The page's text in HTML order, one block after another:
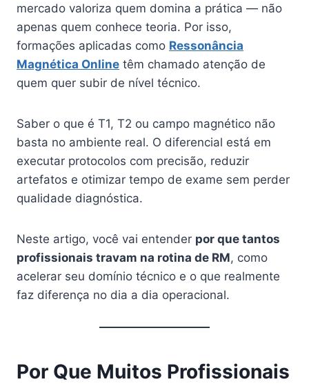
mercado valoriza quem domina a prática — não
apenas quem conhece teoria. Por isso,
formações aplicadas como Ressonância
Magnética Online têm chamado atenção de
quem quer subir de nível técnico.
Saber o que é T1, T2 ou campo magnético não
basta no ambiente real. O diferencial está em
executar protocolos com precisão, reduzir
artefatos e otimizar tempo de exame sem perder
qualidade diagnóstica.
Neste artigo, você vai entender por que tantos
profissionais travam na rotina de RM, como
acelerar seu domínio técnico e o que realmente
faz diferença no dia a dia operacional.
Por Que Muitos Profissionais